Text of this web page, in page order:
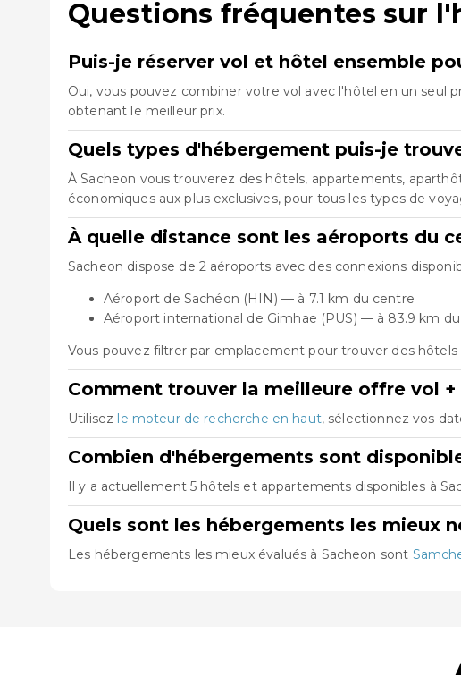
Questions fréquentes sur
Puis-je réserver vol et hôtel ensemble
Oui, vous pouvez combiner votre vol avec l'hôtel en un seul
obtenant le meilleur prix.
Quels types d'hébergement puis-je
À Sacheon vous trouverez des hôtels, appartements,
économiques aux plus exclusives, pour tous les types de
À quelle distance sont les aéroports du
Sacheon dispose de 2 aéroports avec des connexions
Aéroport de Sachéon (HIN) — à 7.1 km du centre
Aéroport international de Gimhae (PUS) — à 83.9 km
Vous pouvez filtrer par emplacement pour trouver des
Comment trouver la meilleure offre vol +
Utilisez le moteur de recherche en haut, sélectionnez vos
Combien d'hébergements sont
Il y a actuellement 5 hôtels et appartements disponibles à
Quels sont les hébergements les mieux
Les hébergements les mieux évalués à Sacheon sont